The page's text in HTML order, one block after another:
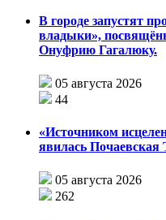
В городе запустят
владыки»,
Онуфрию Гагалюку.
05 августа 2026
44
«Источником
явилась Почаевская
05 августа 2026
262